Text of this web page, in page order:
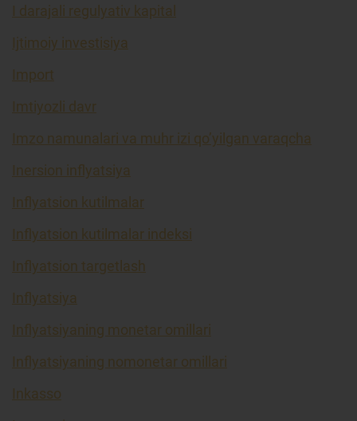
I darajali regulyativ kapital
Ijtimoiy investisiya
Import
Imtiyozli davr
Imzo namunalari va muhr izi qo’yilgan varaqcha
Inersion inflyatsiya
Inflyatsion kutilmalar
Inflyatsion kutilmalar indeksi
Inflyatsion targetlash
Inflyatsiya
Inflyatsiyaning monetar omillari
Inflyatsiyaning nomonetar omillari
Inkasso